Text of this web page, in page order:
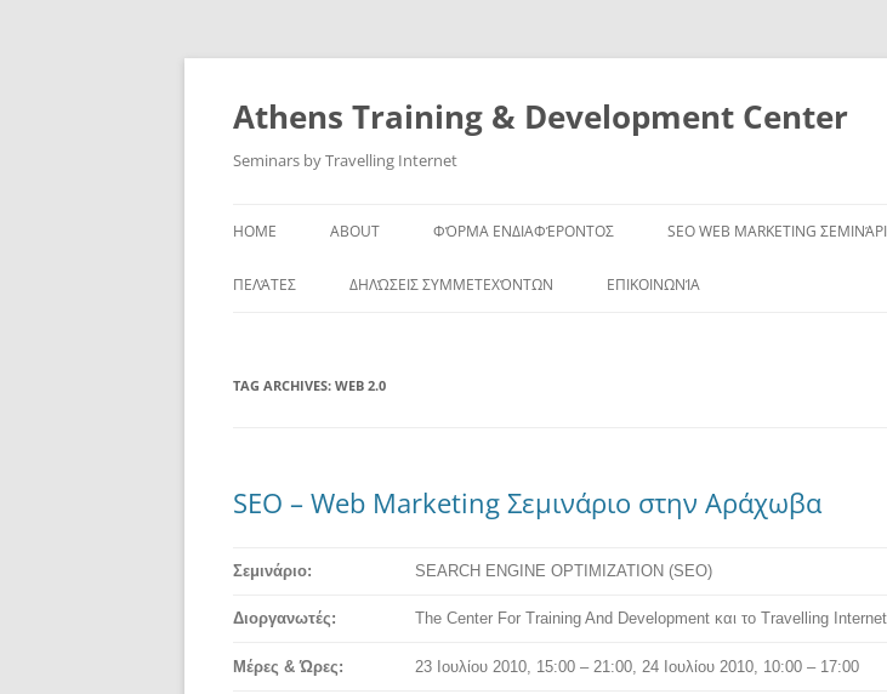
Skip
content
Athens Training & Development Center
Seminars by Travelling Internet
HOME ABOUT ΦΌΡΜΑ ΕΝΔΙΑΦΈΡΟΝΤΟΣ SEO WEB MARKETING
ΠΕΛΆΤΕΣ ΔΗΛΏΣΕΙΣ ΣΥΜΜΕΤΕΧΌΝΤΩΝ ΕΠΙΚΟΙΝΩΝΊΑ
TAG ARCHIVES: WEB 2.0
SEO – Web Marketing Σεμινάριο στην Αράχωβα
Σεμινάριο: SEARCH ENGINE OPTIMIZATION (SEO)
Διοργανωτές: Τhe Center For Training And Development και το Travelling Internet
Μέρες & Ώρες: 23 Ιουλίου 2010, 15:00 – 21:00, 24 Ιουλίου 2010, 10:00 – 17:00